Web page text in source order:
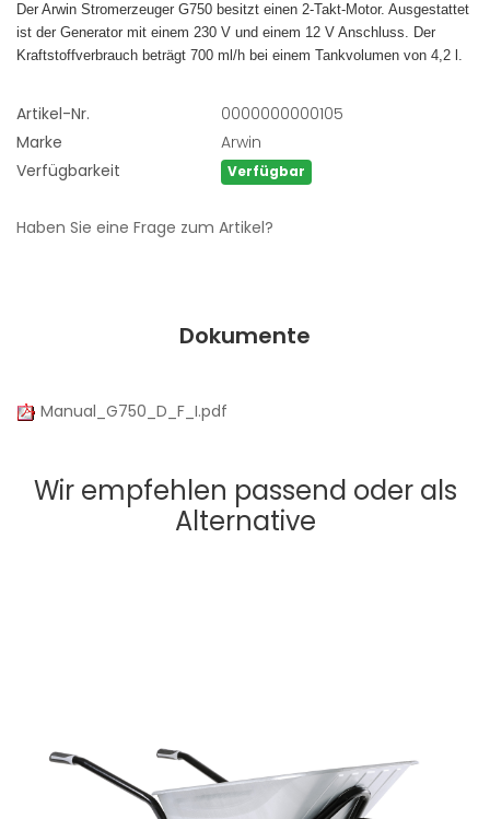
Der Arwin Stromerzeuger G750 besitzt einen 2-Takt-Motor. Ausgestattet
ist der Generator mit einem 230 V und einem 12 V Anschluss. Der
Kraftstoffverbrauch beträgt 700 ml/h bei einem Tankvolumen von 4,2 l.
Artikel-Nr.
0000000000105
Marke
Arwin
Verfügbarkeit
Verfügbar
Haben Sie eine Frage zum Artikel?
Dokumente
Manual_G750_D_F_I.pdf
Wir empfehlen passend oder als
Alternative